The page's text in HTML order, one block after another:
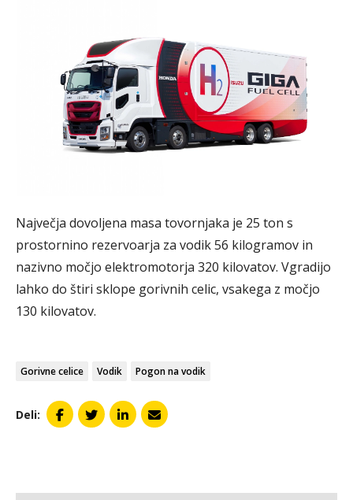
Največja dovoljena masa tovornjaka je 25 ton s
prostornino rezervoarja za vodik 56 kilogramov in
nazivno močjo elektromotorja 320 kilovatov. Vgradijo
lahko do štiri sklope gorivnih celic, vsakega z močjo
130 kilovatov.
Gorivne celice Vodik Pogon na vodik
Deli: